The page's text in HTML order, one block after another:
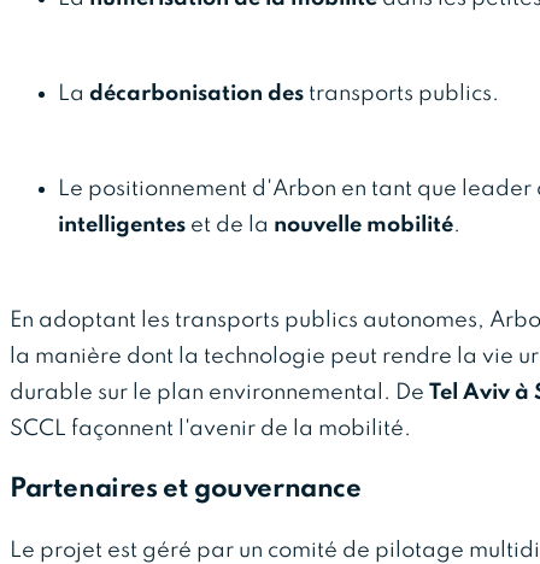
La décarbonisation des transports publics.
Le positionnement d'Arbon en tant que leader
intelligentes et de la nouvelle mobilité.
En adoptant les transports publics autonomes,
la manière dont la technologie peut rendre la vie
durable sur le plan environnemental. De Tel Aviv à
SCCL façonnent l'avenir de la mobilité.
Partenaires et gouvernance
Le projet est géré par un comité de pilotage